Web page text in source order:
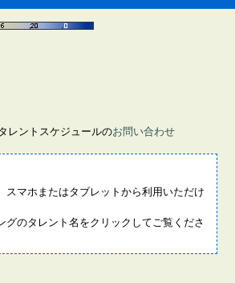
レントスケジュールのお問い合わせ
マホまたはタブレットから利用いただけ
グのタレント名をクリックしてご覧くださ